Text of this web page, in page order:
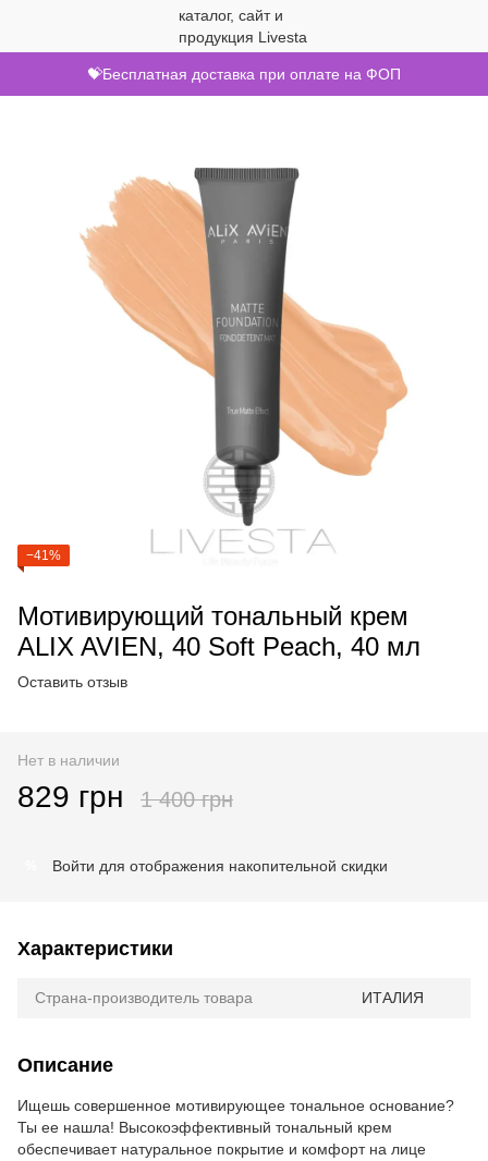
💝Бесплатная доставка при оплате на ФОП
−41%
Мотивирующий тональный крем
ALIX AVIEN, 40 Soft Peach, 40 мл
Оставить отзыв
Нет в наличии
829 грн 1 400 грн
Войти для отображения накопительной скидки
Характеристики
Страна-производитель товара ИТАЛИЯ
Описание
Ищешь совершенное мотивирующее тональное основание?
Ты ее нашла! Высокоэффективный тональный крем
обеспечивает натуральное покрытие и комфорт на лице